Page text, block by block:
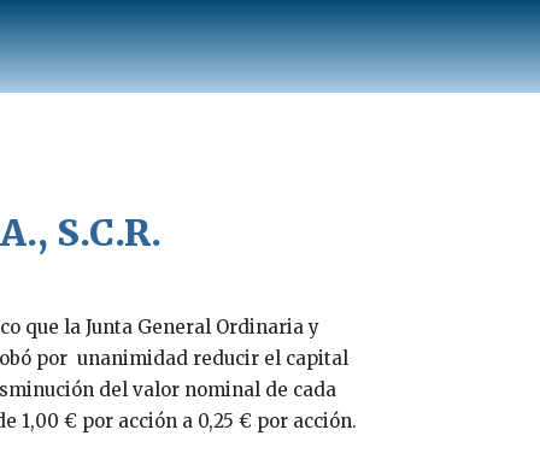
S.C.R.
que la Junta General Ordinaria y
por unanimidad reducir el capital
del valor nominal de cada
1,00 € por acción a 0,25 € por acción.